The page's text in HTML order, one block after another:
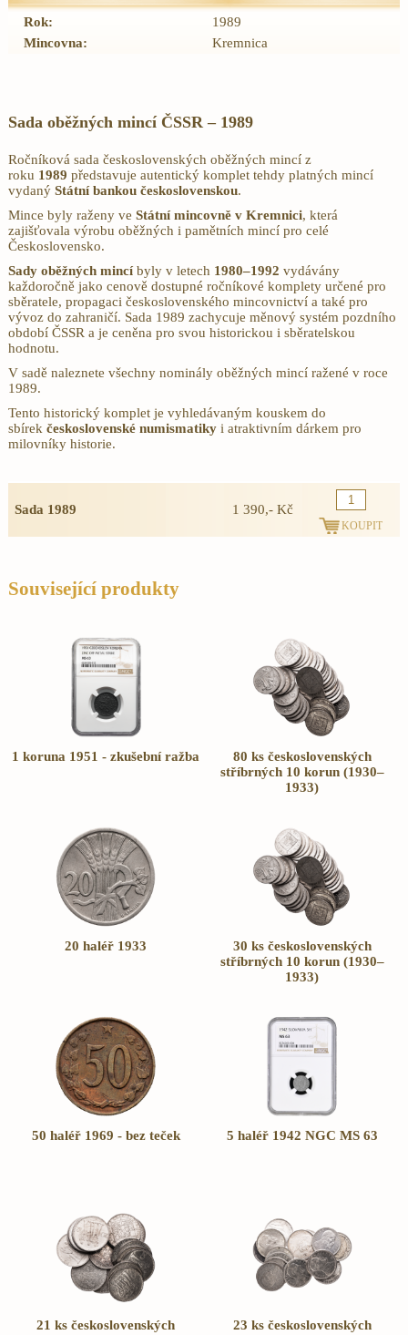
Rok:
1989
Mincovna:
Kremnica
Sada oběžných mincí ČSSR – 1989
Ročníková sada československých oběžných mincí z
roku 1989 představuje autentický komplet tehdy platných mincí
vydaný Státní bankou československou.
Mince byly raženy ve Státní mincovně v Kremnici, která
zajišťovala výrobu oběžných i pamětních mincí pro celé
Československo.
Sady oběžných mincíbyly v letech 1980–1992 vydávány
každoročně jako cenově dostupné ročníkové komplety určené pro
sběratele, propagaci československého mincovnictví a také pro
vývoz do zahraničí. Sada 1989 zachycuje měnový systém pozdního
období ČSSR a je ceněna pro svou historickou i sběratelskou
hodnotu.
V sadě naleznete všechny nominály oběžných mincí ražené v roce
1989.
Tento historický komplet je vyhledávaným kouskem do
sbírek československé numismatikyi atraktivním dárkem pro
milovníky historie.
Sada 1989 1 390,- Kč
Související produkty
1 koruna 1951 - zkušební ražba
80 ks československých
stříbrných 10 korun (1930–
1933)
20 haléř 1933
30 ks československých
stříbrných 10 korun (1930–
1933)
50 haléř 1969 - bez teček 5 haléř 1942 NGC MS 63
21 ks československých
23 ks československých